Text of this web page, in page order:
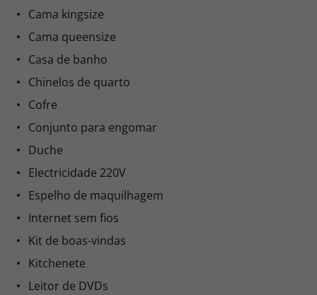
Cama kingsize
Cama queensize
Casa de banho
Chinelos de quarto
Cofre
Conjunto para engomar
Duche
Electricidade 220V
Espelho de maquilhagem
Internet sem fios
Kit de boas-vindas
Kitchenete
Leitor de DVDs